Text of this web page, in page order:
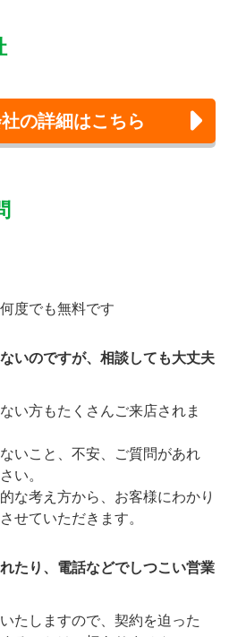
の詳細はこちら
度でも無料です
いのですが、相談しても大丈夫
い方もたくさんご来店されま
いこと、不安、ご質問があれ
い。
な考え方から、お客様にわかり
せていただきます。
たり、電話などでしつこい営業
たしますので、契約を迫った